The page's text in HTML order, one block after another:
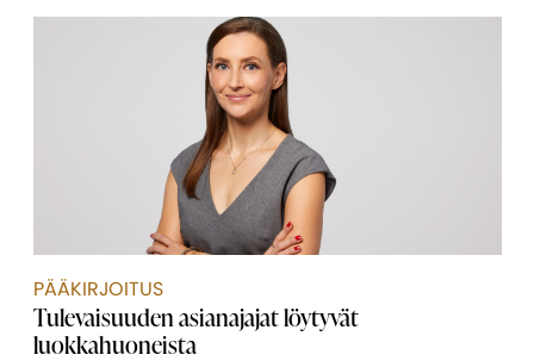
PÄÄKIRJOITUS
Tulevaisuuden asianajajat löytyvät
luokkahuoneista